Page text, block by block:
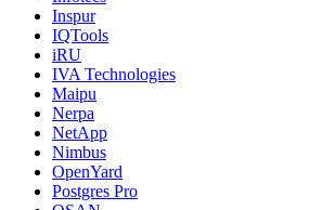
Inspur
IQTools
iRU
IVA Technologies
Maipu
Nerpa
NetApp
Nimbus
OpenYard
Postgres Pro